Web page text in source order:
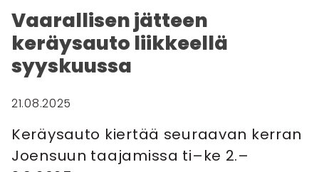
Vaarallisen jätteen
keräysauto liikkeellä
syyskuussa
21.08.2025
Keräysauto kiertää seuraavan kerran
Joensuun taajamissa ti–ke 2.–